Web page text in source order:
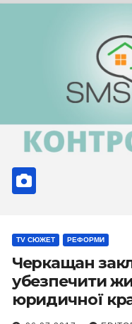
TV СЮЖЕТ РЕФОРМИ
Черкащан
убезпечити
юридичної
допомогою